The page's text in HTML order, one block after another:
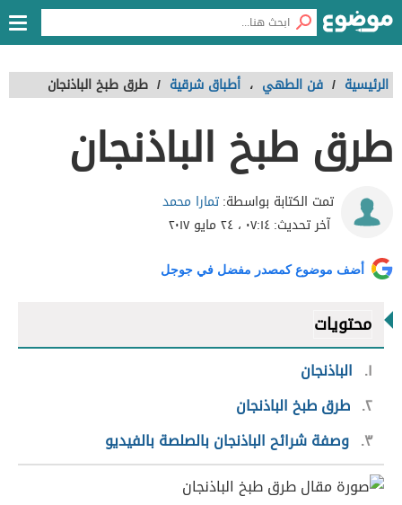
الرئيسية / فن الطهي ، أطباق شرقية / طرق طبخ الباذنجان
طرق طبخ الباذنجان
تمت الكتابة بواسطة:تمارا محمد
آخر تحديث:٠٧:١٤ ، ٢٤ مايو ٢٠١٧
أضف موضوع كمصدر مفضل في جوجل
محتويات
١
الباذنجان
٢ طرق طبخ الباذنجان
٣ وصفة شرائح الباذنجان بالصلصة بالفيديو